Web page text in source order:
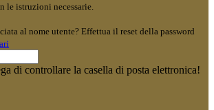
le istruzioni necessarie.
al nome utente? Effettua il reset della password
di controllare la casella di posta elettronica!